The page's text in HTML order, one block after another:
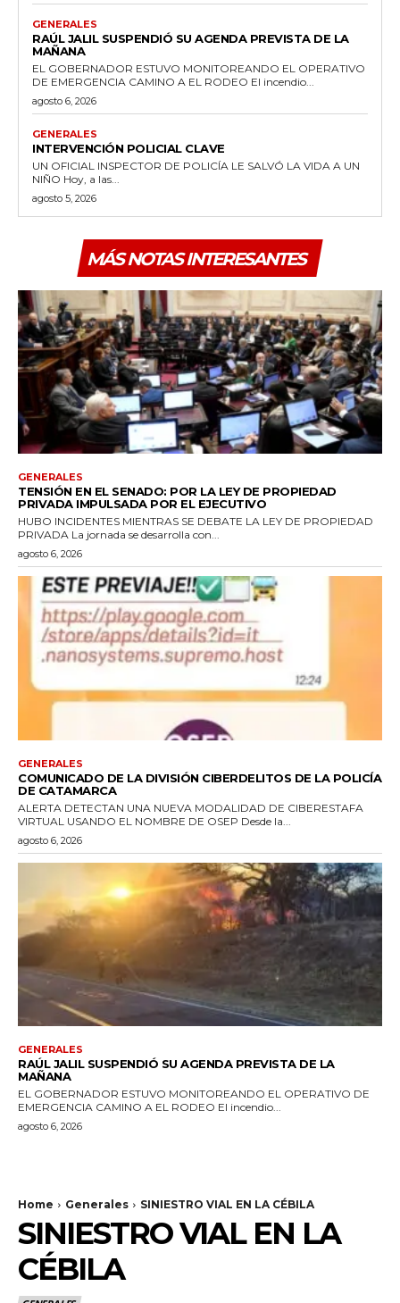
GENERALES
RAÚL JALIL SUSPENDIÓ SU AGENDA PREVISTA DE LA
MAÑANA
EL GOBERNADOR ESTUVO MONITOREANDO EL OPERATIVO
DE EMERGENCIA CAMINO A EL RODEO El incendio...
agosto 6, 2026
GENERALES
INTERVENCIÓN POLICIAL CLAVE
UN OFICIAL INSPECTOR DE POLICÍA LE SALVÓ LA VIDA A UN
NIÑO Hoy, a las...
agosto 5, 2026
MÁS NOTAS INTERESANTES
GENERALES
TENSIÓN EN EL SENADO: POR LA LEY DE PROPIEDAD
PRIVADA IMPULSADA POR EL EJECUTIVO
HUBO INCIDENTES MIENTRAS SE DEBATE LA LEY DE PROPIEDAD
PRIVADA La jornada se desarrolla con...
agosto 6, 2026
GENERALES
COMUNICADO DE LA DIVISIÓN CIBERDELITOS DE LA POLICÍA
DE CATAMARCA
ALERTA DETECTAN UNA NUEVA MODALIDAD DE CIBERESTAFA
VIRTUAL USANDO EL NOMBRE DE OSEP Desde la...
agosto 6, 2026
GENERALES
RAÚL JALIL SUSPENDIÓ SU AGENDA PREVISTA DE LA
MAÑANA
EL GOBERNADOR ESTUVO MONITOREANDO EL OPERATIVO DE
EMERGENCIA CAMINO A EL RODEO El incendio...
agosto 6, 2026